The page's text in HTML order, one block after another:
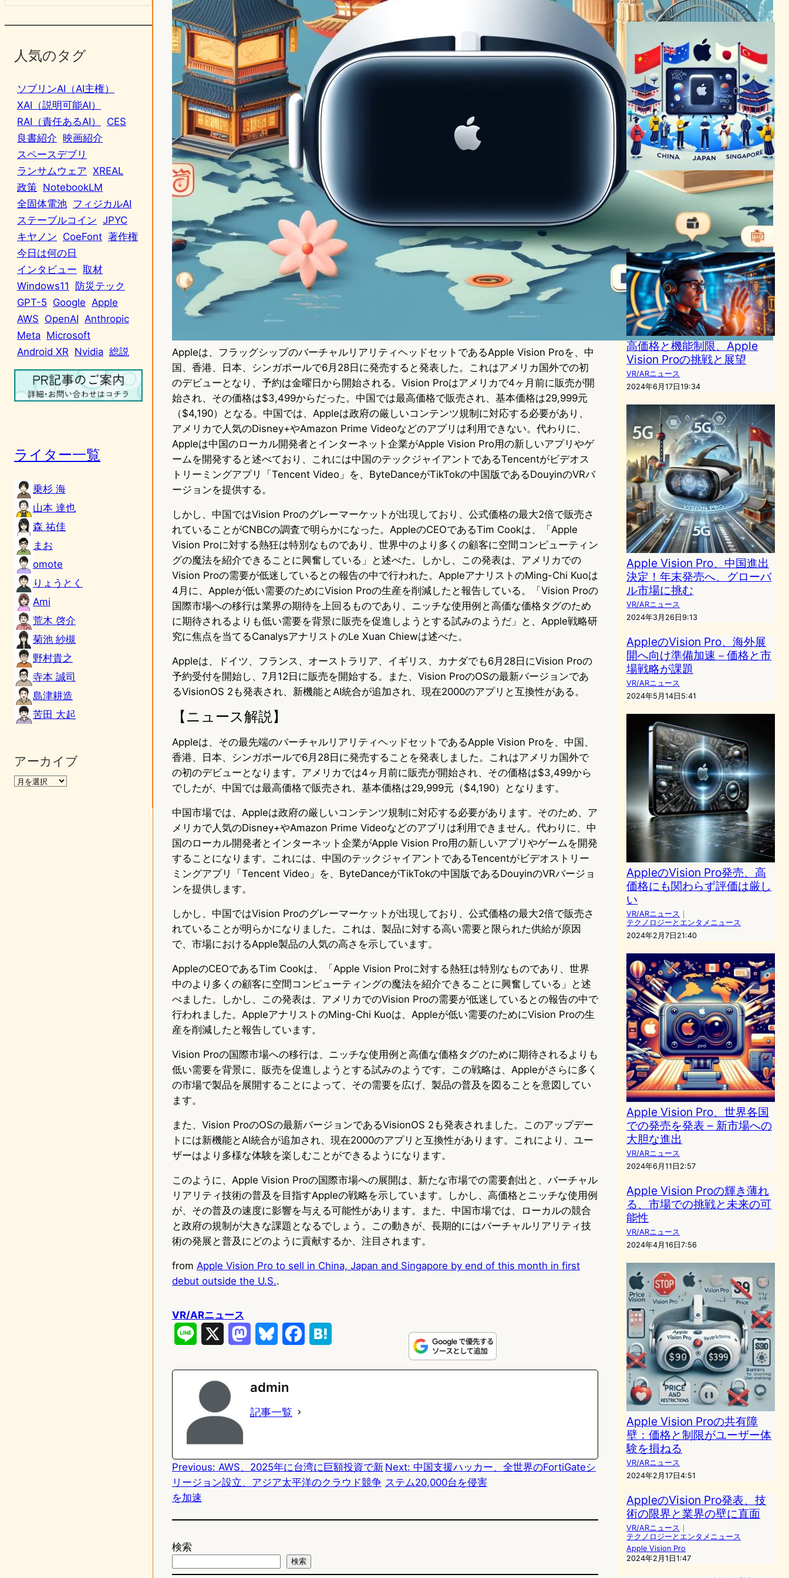
人気のタグ
ソブリンAI（AI主権）
XAI（説明可能AI）
RAI（責任あるAI）
CES
良書紹介 映画紹介
スペースデブリ
ランサムウェア XREAL
政策 NotebookLM
全固体電池 フィジカルAI
ステーブルコイン JPYC
キヤノン CoeFont 著作権
今日は何の日
インタビュー 取材
Windows11
防災テック
GPT-5 Google Apple
AWS OpenAI Anthropic
Meta Microsoft
Android XR Nvidia 総説
ライター一覧
乗杉 海
山本 達也
森 祐佳
まお
omote
りょうとく
Ami
荒木 啓介
菊池 紗槻
野村貴之
寺本 誠司
島津耕造
苦田 大起
アーカイブ
Appleは、フラッグシップのバーチャルリアリティヘッドセットであるApple Vision Proを、中
国、香港、日本、シンガポールで6月28日に発売すると発表した。これはアメリカ国外での初
のデビューとなり、予約は金曜日から開始される。Vision Proはアメリカで4ヶ月前に販売が開
始され、その価格は$3,499からだった。中国では最高価格で販売され、基本価格は29,999元
（$4,190）となる。中国では、Appleは政府の厳しいコンテンツ規制に対応する必要があり、
アメリカで人気のDisney+やAmazon Prime Videoなどのアプリは利用できない。代わりに、
Appleは中国のローカル開発者とインターネット企業がApple Vision Pro用の新しいアプリやゲ
ームを開発すると述べており、これには中国のテックジャイアントであるTencentがビデオス
トリーミングアプリ「Tencent Video」を、ByteDanceがTikTokの中国版であるDouyinのVRバ
ージョンを提供する。
しかし、中国ではVision Proのグレーマーケットが出現しており、公式価格の最大2倍で販売さ
れていることがCNBCの調査で明らかになった。AppleのCEOであるTim Cookは、「Apple
Vision Proに対する熱狂は特別なものであり、世界中のより多くの顧客に空間コンピューティン
グの魔法を紹介できることに興奮している」と述べた。しかし、この発表は、アメリカでの
Vision Proの需要が低迷しているとの報告の中で行われた。AppleアナリストのMing-Chi Kuoは
4月に、Appleが低い需要のためにVision Proの生産を削減したと報告している。「Vision Proの
国際市場への移行は業界の期待を上回るものであり、ニッチな使用例と高価な価格タグのため
に期待されるよりも低い需要を背景に販売を促進しようとする試みのようだ」と、Apple戦略研
究に焦点を当てるCanalysアナリストのLe Xuan Chiewは述べた。
Appleは、ドイツ、フランス、オーストラリア、イギリス、カナダでも6月28日にVision Proの
予約受付を開始し、7月12日に販売を開始する。また、Vision ProのOSの最新バージョンであ
るVisionOS 2も発表され、新機能とAI統合が追加され、現在2000のアプリと互換性がある。
【ニュース解説】
Appleは、その最先端のバーチャルリアリティヘッドセットであるApple Vision Proを、中国、
香港、日本、シンガポールで6月28日に発売することを発表しました。これはアメリカ国外で
の初のデビューとなります。アメリカでは4ヶ月前に販売が開始され、その価格は$3,499から
でしたが、中国では最高価格で販売され、基本価格は29,999元（$4,190）となります。
中国市場では、Appleは政府の厳しいコンテンツ規制に対応する必要があります。そのため、ア
メリカで人気のDisney+やAmazon Prime Videoなどのアプリは利用できません。代わりに、中
国のローカル開発者とインターネット企業がApple Vision Pro用の新しいアプリやゲームを開発
することになります。これには、中国のテックジャイアントであるTencentがビデオストリー
ミングアプリ「Tencent Video」を、ByteDanceがTikTokの中国版であるDouyinのVRバージョ
ンを提供します。
しかし、中国ではVision Proのグレーマーケットが出現しており、公式価格の最大2倍で販売さ
れていることが明らかになりました。これは、製品に対する高い需要と限られた供給が原因
で、市場におけるApple製品の人気の高さを示しています。
AppleのCEOであるTim Cookは、「Apple Vision Proに対する熱狂は特別なものであり、世界
中のより多くの顧客に空間コンピューティングの魔法を紹介できることに興奮している」と述
べました。しかし、この発表は、アメリカでのVision Proの需要が低迷しているとの報告の中で
行われました。AppleアナリストのMing-Chi Kuoは、Appleが低い需要のためにVision Proの生
産を削減したと報告しています。
Vision Proの国際市場への移行は、ニッチな使用例と高価な価格タグのために期待されるよりも
低い需要を背景に、販売を促進しようとする試みのようです。この戦略は、Appleがさらに多く
の市場で製品を展開することによって、その需要を広げ、製品の普及を図ることを意図してい
ます。
また、Vision ProのOSの最新バージョンであるVisionOS 2も発表されました。このアップデー
トには新機能とAI統合が追加され、現在2000のアプリと互換性があります。これにより、ユー
ザーはより多様な体験を楽しむことができるようになります。
このように、Apple Vision Proの国際市場への展開は、新たな市場での需要創出と、バーチャル
リアリティ技術の普及を目指すAppleの戦略を示しています。しかし、高価格とニッチな使用例
が、その普及の速度に影響を与える可能性があります。また、中国市場では、ローカルの競合
と政府の規制が大きな課題となるでしょう。この動きが、長期的にはバーチャルリアリティ技
術の発展と普及にどのように貢献するか、注目されます。
from Apple Vision Pro to sell in China, Japan and Singapore by end of this month in first
debut outside the U.S..
VR/ARニュース
e
o
n
y
o
k
admin
記事一覧
Previous: AWS、2025年に台湾に巨額投資で新
リージョン設立、アジア太平洋のクラウド競争
を加速
Next: 中国支援ハッカー、全世界のFortiGateシ
ステム20,000台を侵害
検索
検索
2024年7月12日12:22
Apple Vision Pro、アジア市
場に進出！中国、日本、シン
ガポールで予約開始
VR/ARニュース
2024年6月15日7:42
高価格と機能制限、Apple
Vision Proの挑戦と展望
VR/ARニュース
2024年6月17日19:34
Apple Vision Pro、中国進出
決定！年末発売へ、グローバ
ル市場に挑む
VR/ARニュース
2024年3月26日9:13
AppleのVision Pro、海外展
開へ向け準備加速－価格と市
場戦略が課題
VR/ARニュース
2024年5月14日5:41
AppleのVision Pro発売、高
価格にも関わらず評価は厳し
い
VR/ARニュース ｜
テクノロジーとエンタメニュース
2024年2月7日21:40
Apple Vision Pro、世界各国
での発売を発表 – 新市場への
大胆な進出
VR/ARニュース
2024年6月11日2:57
Apple Vision Proの輝き薄れ
る、市場での挑戦と未来の可
能性
VR/ARニュース
2024年4月16日7:56
Apple Vision Proの共有障
壁：価格と制限がユーザー体
験を損ねる
VR/ARニュース
2024年2月17日4:51
AppleのVision Pro発表、技
術の限界と業界の壁に直面
VR/ARニュース ｜
テクノロジーとエンタメニュース
Apple Vision Pro
2024年2月1日1:47